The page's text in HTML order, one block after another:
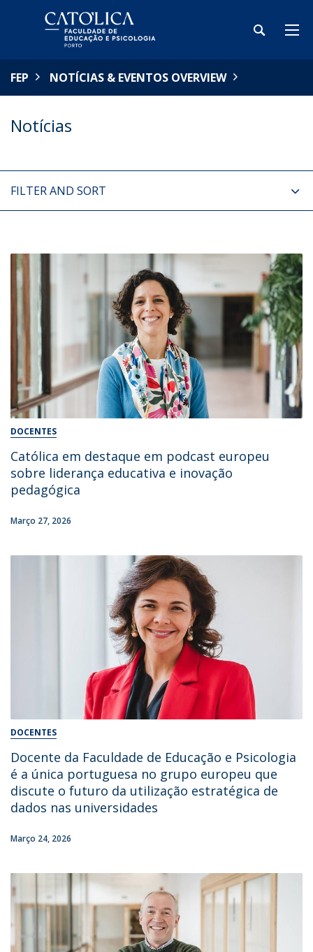
FEP NOTÍCIAS & EVENTOS OVERVIEW
Notícias
FILTER AND SORT
DOCENTES
Católica em destaque em podcast europeu
sobre liderança educativa e inovação
pedagógica
Março 27, 2026
DOCENTES
Docente da Faculdade de Educação e Psicologia
é a única portuguesa no grupo europeu que
discute o futuro da utilização estratégica de
dados nas universidades
Março 24, 2026